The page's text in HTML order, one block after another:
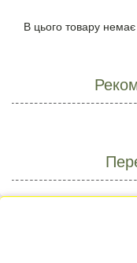
В цього товару немає